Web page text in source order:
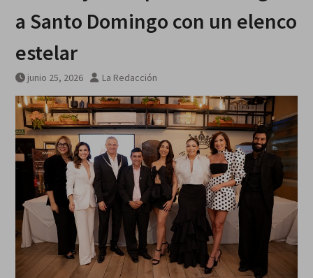
a Santo Domingo con un elenco
estelar
junio 25, 2026 La Redacción